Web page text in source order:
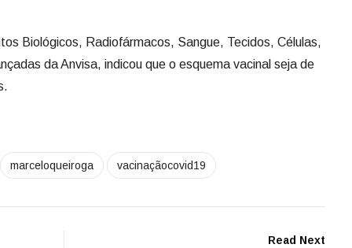
Biológicos, Radiofármacos, Sangue, Tecidos, Células,
da Anvisa, indicou que o esquema vacinal seja de
marceloqueiroga vacinaçãocovid19
Read Next